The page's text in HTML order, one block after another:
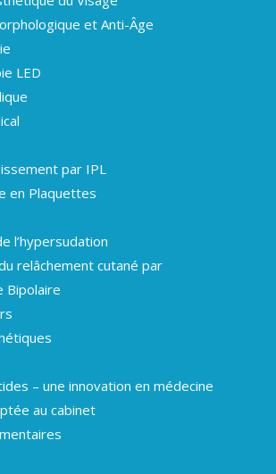
et Anti-Âge
LED
par IPL
en Plaquettes
l’hypersudation
relâchement cutané par
Bipolaire
– une innovation en médecine
au cabinet